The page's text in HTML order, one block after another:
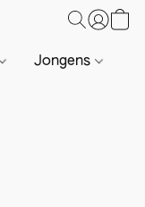
Jongens